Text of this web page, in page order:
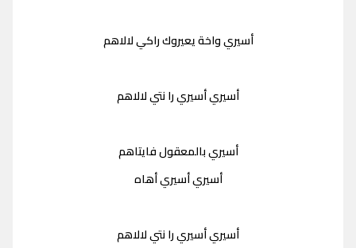
أسيري واخة يعيروك راكي لالاهم
أسيري أسيري را نتي لالاهم
أسيري بالمعقول فايتاهم
أسيري أسيري أهاه
أسيري أسيري را نتي لالاهم